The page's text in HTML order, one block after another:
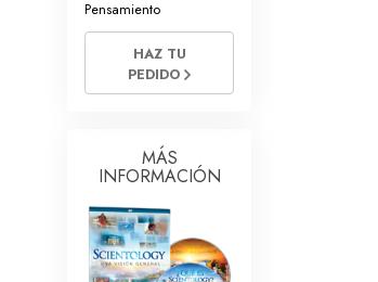
La Causa de la Supresión
Pensamiento
HAZ TU
PEDIDO
MÁS
INFORMACIÓN